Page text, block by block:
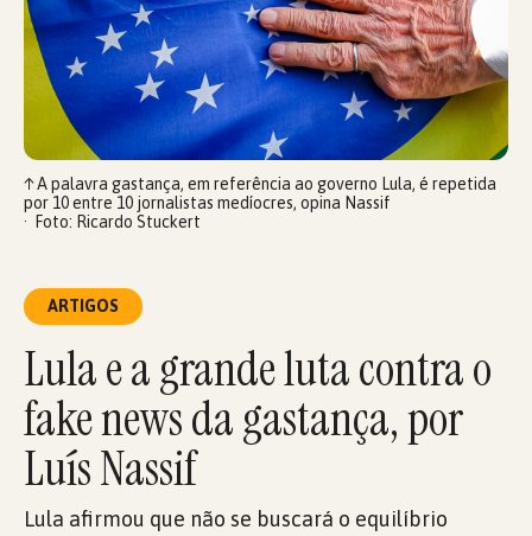
ARTIGOS
Lula e a grande luta contra o
fake news da gastança, por
Luís Nassif
Lula afirmou que não se buscará o equilíbrio
↑A palavra gastança, em referência ao governo Lula, é repetida
por 10 entre 10 jornalistas medíocres, opina Nassif
Foto: Ricardo Stuckert